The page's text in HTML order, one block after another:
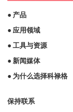
● 产品
● 应用领域
● 工具与资源
● 新闻媒体
● 为什么选择科禄格
保持联系